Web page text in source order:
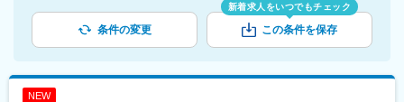
条件の変更
新着求人をいつでもチェック
この条件を保存
NEW